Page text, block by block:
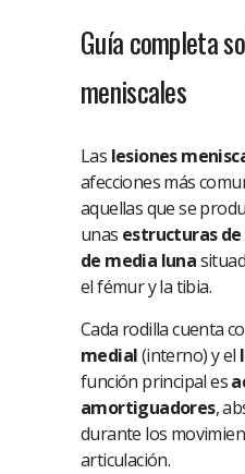
Guía completa
meniscales
Las lesiones
afecciones más
aquellas que se
unas estructuras
de media luna
el fémur y la tibia.
Cada rodilla cuenta
medial(interno) y el
función principal es
amortiguadores,
durante los
articulación.